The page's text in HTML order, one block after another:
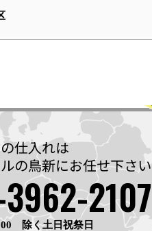
仕入れは
の鳥新にお任せ下さい
2107
除く土日祝祭日